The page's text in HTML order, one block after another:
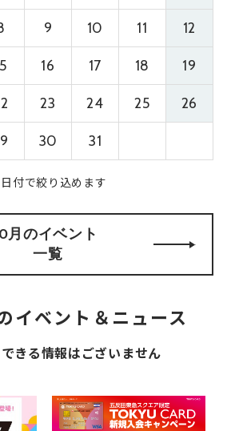
9 10 11 12
16 17 18 19
23 24 25 26
30 31
付で絞り込めます
0月のイベント
一覧
イベント＆ニュース
きる情報はございません